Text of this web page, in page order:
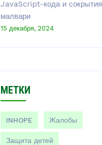
JavaScript-кода и сокрытия
малвари
15 декабря, 2024
МЕТКИ
INHOPE Жалобы
Защита детей